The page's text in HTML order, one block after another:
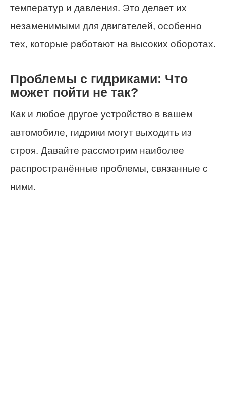
температур и давления. Это делает их
незаменимыми для двигателей, особенно
тех, которые работают на высоких оборотах.
Проблемы с гидриками: Что
может пойти не так?
Как и любое другое устройство в вашем
автомобиле, гидрики могут выходить из
строя. Давайте рассмотрим наиболее
распространённые проблемы, связанные с
ними.